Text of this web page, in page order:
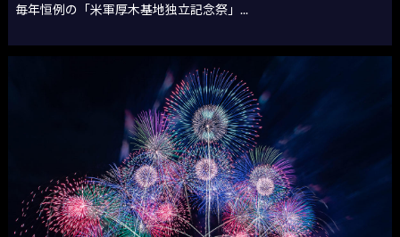
毎年恒例の「米軍厚木基地独立記念祭」...